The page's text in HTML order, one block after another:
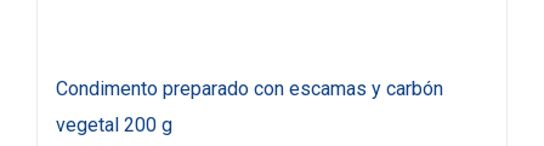
Condimento preparado con escamas y carbón
vegetal 200 g